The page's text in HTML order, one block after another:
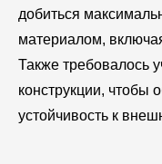
добиться
материалом,
Также требовалось
конструкции, чтобы
устойчивость к